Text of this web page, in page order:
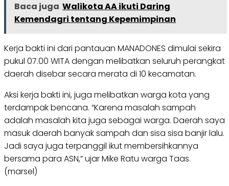
Baca juga Walikota AA ikuti Daring
Kemendagri tentang Kepemimpinan
Kerja bakti ini dari pantauan MANADONES dimulai sekira
pukul 07.00 WITA dengan melibatkan seluruh perangkat
daerah disebar secara merata di 10 kecamatan.
Aksi kerja bakti ini, juga melibatkan warga kota yang
terdampak bencana. “Karena masalah sampah
adalah masalah kita juga sebagai warga. Daerah saya
masuk daerah banyak sampah dan sisa sisa banjir lalu.
Jadi saya juga terpanggil ikut membersihkannya
bersama para ASN,” ujar Mike Ratu warga Taas.
(marsel)